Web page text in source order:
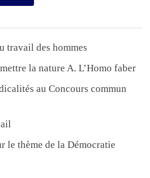
travail des hommes
la nature A. L’Homo faber
au Concours commun
le thème de la Démocratie